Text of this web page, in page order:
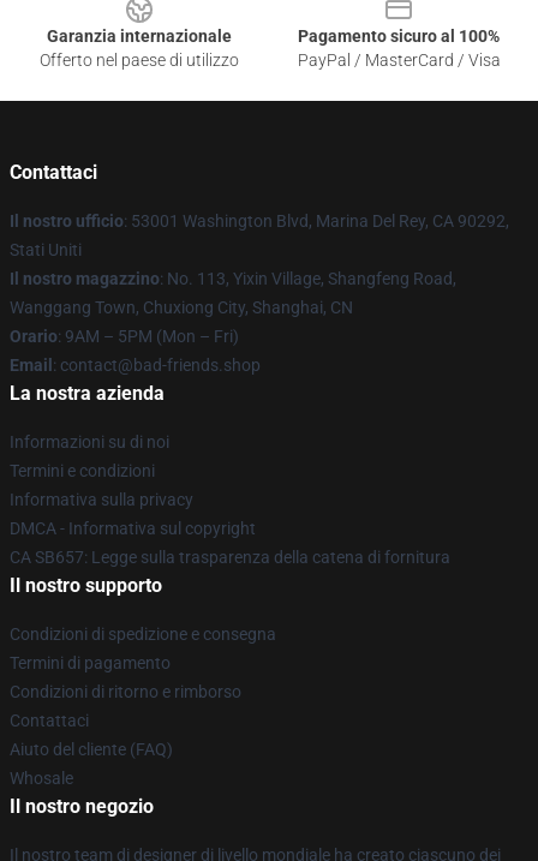
Garanzia internazionale
Offerto nel paese di utilizzo
Pagamento sicuro al 100%
PayPal / MasterCard / Visa
Contattaci
Il nostro ufficio: 53001 Washington Blvd, Marina Del Rey, CA 90292,
Stati Uniti
Il nostro magazzino: No. 113, Yixin Village, Shangfeng Road,
Wanggang Town, Chuxiong City, Shanghai, CN
Orario: 9AM – 5PM (Mon – Fri)
Email : contact@bad-friends.shop
La nostra azienda
Informazioni su di noi
Termini e condizioni
Informativa sulla privacy
DMCA - Informativa sul copyright
CA SB657: Legge sulla trasparenza della catena di fornitura
Il nostro supporto
Condizioni di spedizione e consegna
Termini di pagamento
Condizioni di ritorno e rimborso
Contattaci
Aiuto del cliente (FAQ)
Whosale
Il nostro negozio
Il nostro team di designer di livello mondiale ha creato ciascuno dei